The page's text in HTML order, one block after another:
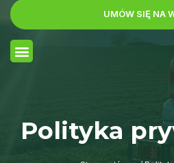
UMÓW SIĘ NA
Polityka